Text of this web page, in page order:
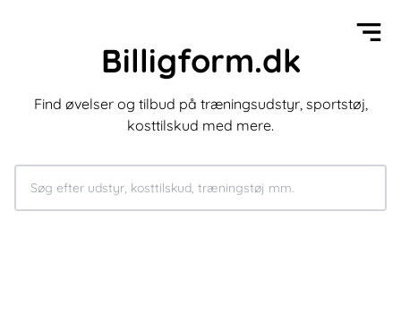
Billigform.dk
Find øvelser og tilbud på træningsudstyr, sportstøj,
kosttilskud med mere.